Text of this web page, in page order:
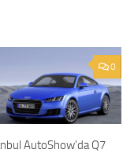
0
AutoShow’da Q7